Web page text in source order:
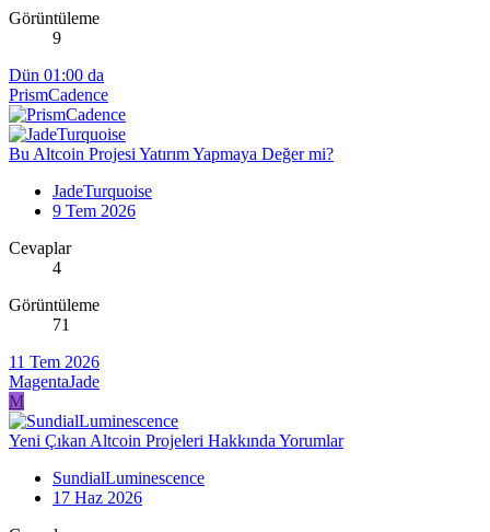
Görüntüleme
9
Dün 01:00 da
PrismCadence
Bu Altcoin Projesi Yatırım Yapmaya Değer mi?
JadeTurquoise
9 Tem 2026
Cevaplar
4
Görüntüleme
71
11 Tem 2026
MagentaJade
M
Yeni Çıkan Altcoin Projeleri Hakkında Yorumlar
SundialLuminescence
17 Haz 2026